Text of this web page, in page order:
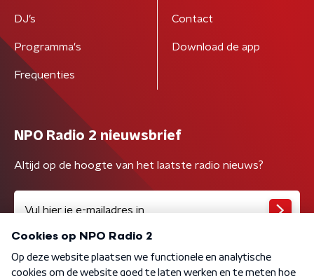
DJ’s
Programma's
Frequenties
Contact
Download de app
NPO Radio 2 nieuwsbrief
Altijd op de hoogte van het laatste radio nieuws?